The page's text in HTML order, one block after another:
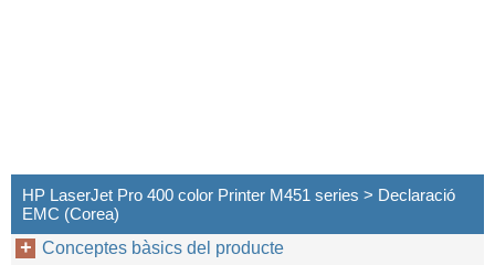
HP LaserJet Pro 400 color Printer M451 series > Declaració
EMC (Corea)
Conceptes bàsics del producte